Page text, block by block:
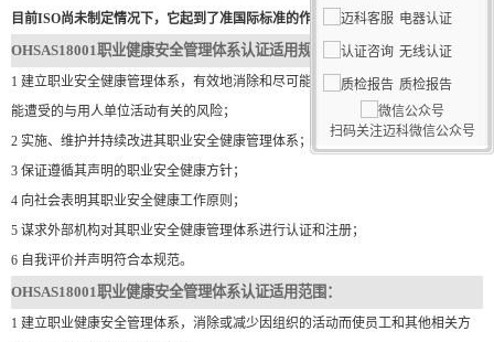
目前ISO尚未制定情况下，它起到了准国际标准的作用。
OHSAS18001职业健康安全管理体系认证适用规范
1 建立职业安全健康管理体系，有效地消除和尽可能降低员工和其他有关人员可
能遭受的与用人单位活动有关的风险；
2 实施、维护并持续改进其职业安全健康管理体系；
3 保证遵循其声明的职业安全健康方针；
4 向社会表明其职业安全健康工作原则；
5 谋求外部机构对其职业安全健康管理体系进行认证和注册；
6 自我评价并声明符合本规范。
OHSAS18001职业健康安全管理体系认证适用 范围 ：
1 建立职业健康安全管理体系，消除或减少因组织的活动而使员工和其他相关方
电器认证
无线认证
质检报告
扫码关注迈科微信公众号